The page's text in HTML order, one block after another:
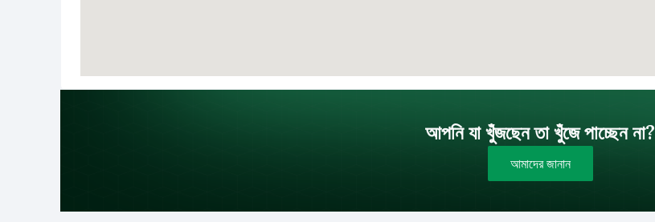
আপনি যা খুঁজছেন তা খুঁজে পাচ্ছেন না?
আমাদের জানান